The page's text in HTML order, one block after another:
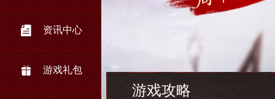
资讯中心
游戏礼包
游戏攻略